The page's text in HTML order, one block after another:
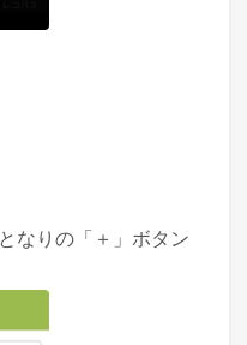
なりの「＋」ボタン